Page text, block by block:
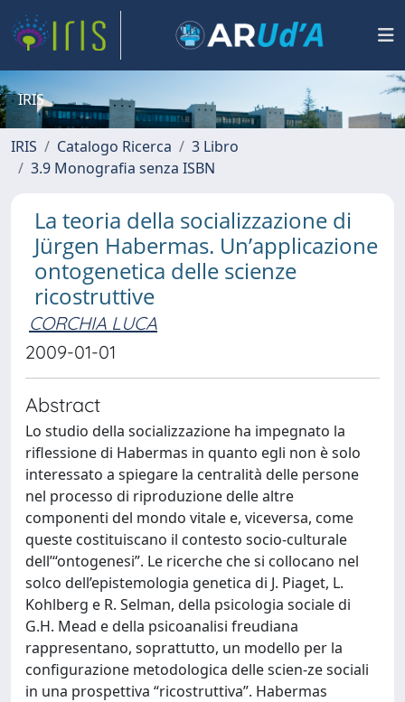
IRIS
IRIS Catalogo Ricerca
3 Libro
3.9 Monografia senza ISBN
La teoria della socializzazione di
Jürgen Habermas. Un’applicazione
ontogenetica delle scienze
ricostruttive
CORCHIA LUCA
2009-01-01
Abstract
Lo studio della socializzazione ha impegnato la
riflessione di Habermas in quanto egli non è solo
interessato a spiegare la centralità delle persone
nel processo di riproduzione delle altre
componenti del mondo vitale e, viceversa, come
queste costituiscano il contesto socio-culturale
dell’“ontogenesi”. Le ricerche che si collocano nel
solco dell’epistemologia genetica di J. Piaget, L.
Kohlberg e R. Selman, della psicologia sociale di
G.H. Mead e della psicoanalisi freudiana
rappresentano, soprattutto, un modello per la
configurazione metodologica delle scien-ze sociali
in una prospettiva “ricostruttiva”. Habermas